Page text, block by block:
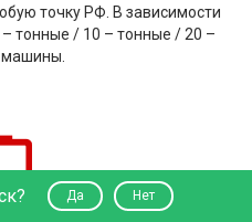
точку РФ. В зависимости
тонные / 10 – тонные / 20 –
Да Нет